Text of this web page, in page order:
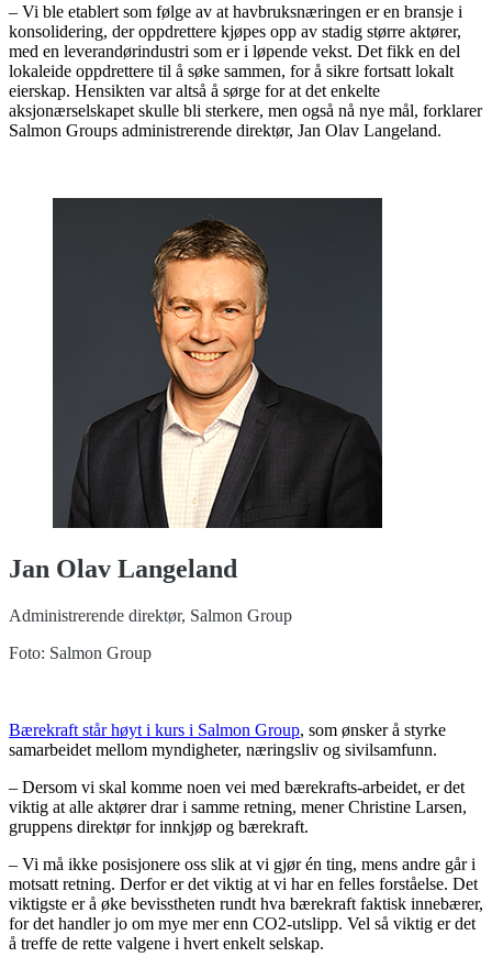
– Vi ble etablert som følge av at havbruksnæringen er en bransje i
konsolidering, der oppdrettere kjøpes opp av stadig større aktører,
med en leverandørindustri som er i løpende vekst. Det fikk en del
lokaleide oppdrettere til å søke sammen, for å sikre fortsatt lokalt
eierskap. Hensikten var altså å sørge for at det enkelte
aksjonærselskapet skulle bli sterkere, men også nå nye mål, forklarer
Salmon Groups administrerende direktør, Jan Olav Langeland.
Jan Olav Langeland
Administrerende direktør, Salmon Group
Foto: Salmon Group
Bærekraft står høyt i kurs i Salmon Group, som ønsker å styrke
samarbeidet mellom myndigheter, næringsliv og sivilsamfunn.
– Dersom vi skal komme noen vei med bærekrafts-arbeidet, er det
viktig at alle aktører drar i samme retning, mener Christine Larsen,
gruppens direktør for innkjøp og bærekraft.
– Vi må ikke posisjonere oss slik at vi gjør én ting, mens andre går i
motsatt retning. Derfor er det viktig at vi har en felles forståelse. Det
viktigste er å øke bevisstheten rundt hva bærekraft faktisk innebærer,
for det handler jo om mye mer enn CO2-utslipp. Vel så viktig er det
å treffe de rette valgene i hvert enkelt selskap.